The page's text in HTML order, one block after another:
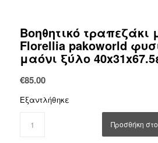
Βοηθητικό τραπεζάκι
Florellia pakoworld
μαόνι ξύλο
€85.00
Εξαντλήθηκε
Προσθήκη